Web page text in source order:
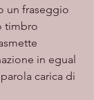
un fraseggio
timbro
in egual
carica di